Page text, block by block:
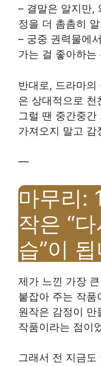
– 결말은 알지만,
정을 더 촘촘히
– 궁중 권력물에
가는 걸 좋아하는
반대로, 드라마의
은 상대적으로 천
그럴 땐 중간중
가져오지 말고 감
—
마무리:
작은 “
습”이
제가 느낀 가장
붙잡아 주는 작품
원작은 감정이 만
작품이라는 점이
그래서 전 지금도